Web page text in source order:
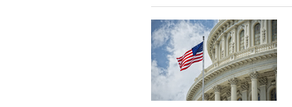
СТИЛЬ ТЕСТЫ